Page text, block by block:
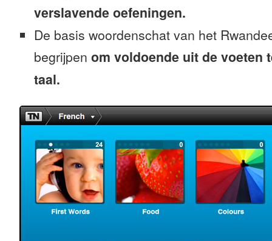
verslavende oefeningen.
De basis woordenschat van het
begrijpen om voldoende uit de voeten
taal.